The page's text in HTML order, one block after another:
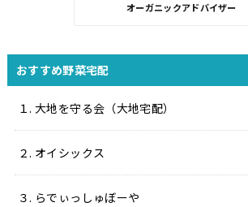
オーガニックアドバイザー
おすすめ野菜宅配
１. 大地を守る会（大地宅配）
２. オイシックス
３. らでぃっしゅぼーや